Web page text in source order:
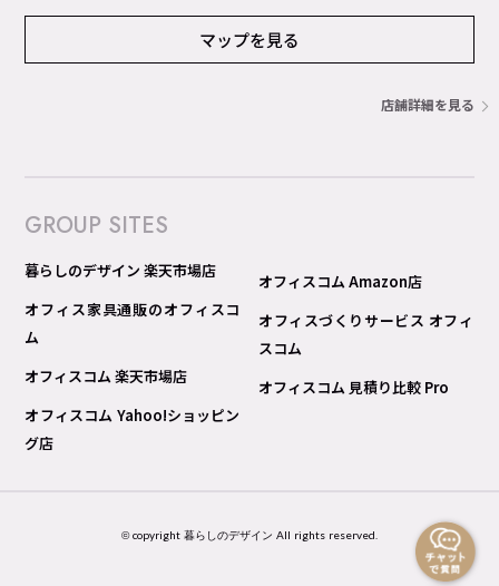
マップを見る
店舗詳細を見る
GROUP SITES
暮らしのデザイン 楽天市場店
オフィス家具通販のオフィスコ
ム
オフィスコム 楽天市場店
オフィスコム Yahoo!ショッピン
グ店
オフィスコム Amazon店
オフィスづくりサービス オフィ
スコム
オフィスコム 見積り比較 Pro
© copyright 暮らしのデザイン All rights reserved.